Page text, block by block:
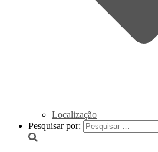
Localização
Pesquisar por: